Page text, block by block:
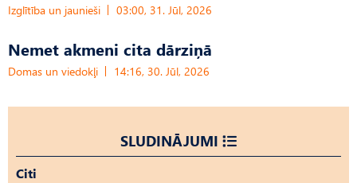
Izglītība un jaunieši 03:00, 31. Jūl, 2026
Nemet akmeni cita dārziņā
Domas un viedokļi 14:16, 30. Jūl, 2026
SLUDINĀJUMI
Citi